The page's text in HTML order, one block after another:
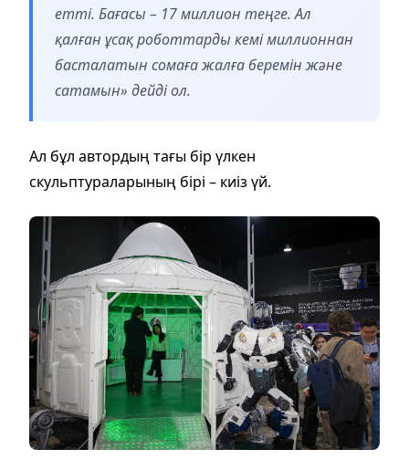
етті. Бағасы – 17 миллион теңге. Ал
қалған ұсақ роботтарды кемі миллионнан
басталатын сомаға жалға беремін және
сатамын» дейді ол.
Ал бұл автордың тағы бір үлкен
скульптураларының бірі – киіз үй.